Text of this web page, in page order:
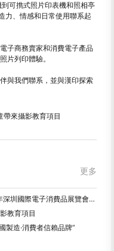
可擕式照片印表機和照相亭
力、情感和日常使用聯系起
子商務賣家和消費電子產品
片列印體驗。
與我們聯系，並與漢印探索
帶來攝影教育項目
更多
漢印即時相機和可擕式照片印表機在2026年深圳國際電子消費品展覽會上引起了廣泛關注
教育項目
製造·消費者信賴品牌”